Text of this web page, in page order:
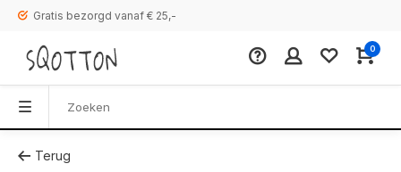
Gratis bezorgd vanaf € 25,-
0
Terug